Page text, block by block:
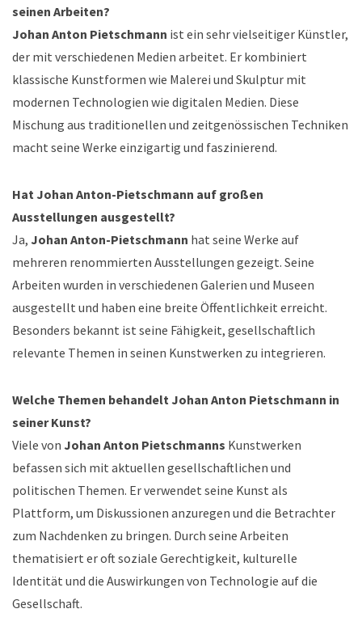
seinen Arbeiten?
Johan Anton Pietschmann ist ein sehr vielseitiger Künstler,
der mit verschiedenen Medien arbeitet. Er kombiniert
klassische Kunstformen wie Malerei und Skulptur mit
modernen Technologien wie digitalen Medien. Diese
Mischung aus traditionellen und zeitgenössischen Techniken
macht seine Werke einzigartig und faszinierend.
Hat Johan Anton-Pietschmann auf großen
Ausstellungen ausgestellt?
Ja, Johan Anton-Pietschmann hat seine Werke auf
mehreren renommierten Ausstellungen gezeigt. Seine
Arbeiten wurden in verschiedenen Galerien und Museen
ausgestellt und haben eine breite Öffentlichkeit erreicht.
Besonders bekannt ist seine Fähigkeit, gesellschaftlich
relevante Themen in seinen Kunstwerken zu integrieren.
Welche Themen behandelt Johan Anton Pietschmann in
seiner Kunst?
Viele von Johan Anton Pietschmanns Kunstwerken
befassen sich mit aktuellen gesellschaftlichen und
politischen Themen. Er verwendet seine Kunst als
Plattform, um Diskussionen anzuregen und die Betrachter
zum Nachdenken zu bringen. Durch seine Arbeiten
thematisiert er oft soziale Gerechtigkeit, kulturelle
Identität und die Auswirkungen von Technologie auf die
Gesellschaft.